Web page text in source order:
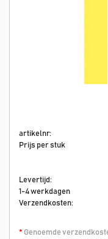
artikelnr:
Prijs per stuk
Levertijd:
1-4 werkdagen
Verzendkosten:
* Genoemde